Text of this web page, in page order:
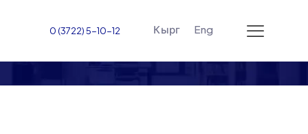
0 (3722) 5-10-12 Кырг Eng
Важная информация для